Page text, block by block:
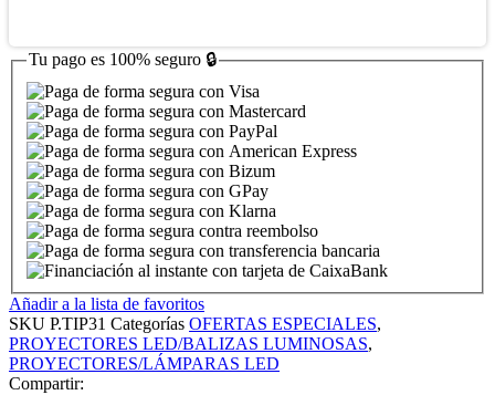
Tu pago es 100% seguro 🔒
Añadir a la lista de favoritos
SKU P.TIP31 Categorías OFERTAS ESPECIALES,
PROYECTORES LED/BALIZAS LUMINOSAS,
PROYECTORES/LÁMPARAS LED
Compartir: